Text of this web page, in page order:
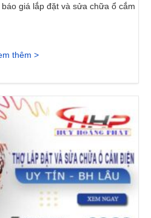
giá lắp đặt và sửa chữa ổ cắm
thêm >